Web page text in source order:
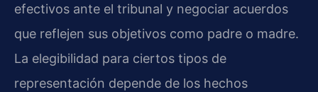
efectivos ante el tribunal y negociar acuerdos
que reflejen sus objetivos como padre o madre.
La elegibilidad para ciertos tipos de
representación depende de los hechos